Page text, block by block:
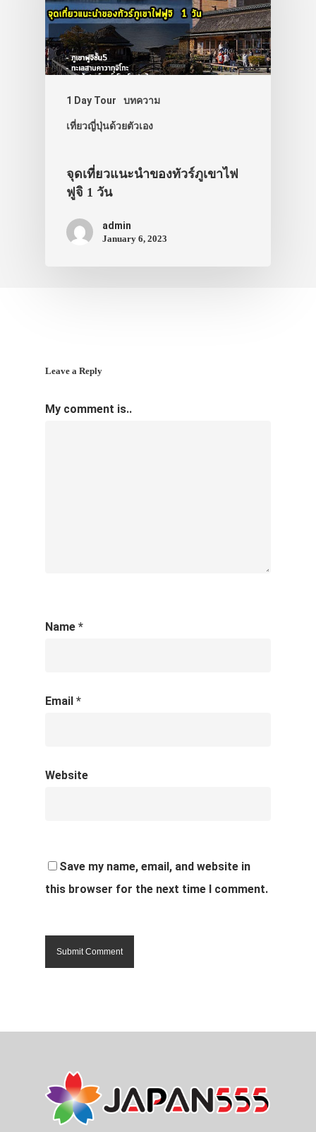
1 Day Tour บทความ
เที่ยวญี่ปุ่นด้วยตัวเอง
จุดเที่ยวแนะนำของทัวร์ภูเขาไฟ
ฟูจิ 1 วัน
admin
January 6, 2023
Leave a Reply
My comment is..
Name *
Email *
Website
Save my name, email, and website in
this browser for the next time I comment.
ประเทศญี่ปุ่น
เที่ยวญี่ปุ่นด้ว
เอง
ทัวร์
ที่พัก
ภาพประทับใจ